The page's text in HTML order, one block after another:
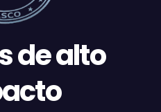
de alto